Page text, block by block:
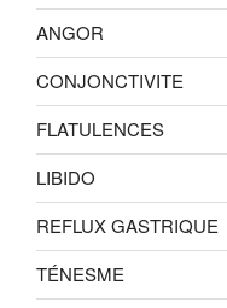
ANGOR
CONJONCTIVITE
FLATULENCES
LIBIDO
REFLUX GASTRIQUE
TÉNESME